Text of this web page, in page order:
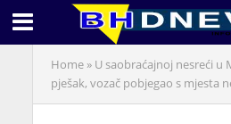
Home» U saobraćajnoj nesreći u
pješak, vozač pobjegao s mjesta